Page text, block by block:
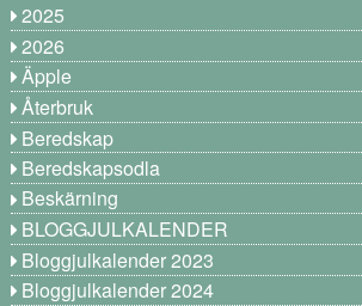
2025
2026
Äpple
Återbruk
Beredskap
Beredskapsodla
Beskärning
BLOGGJULKALENDER
Bloggjulkalender 2023
Bloggjulkalender 2024